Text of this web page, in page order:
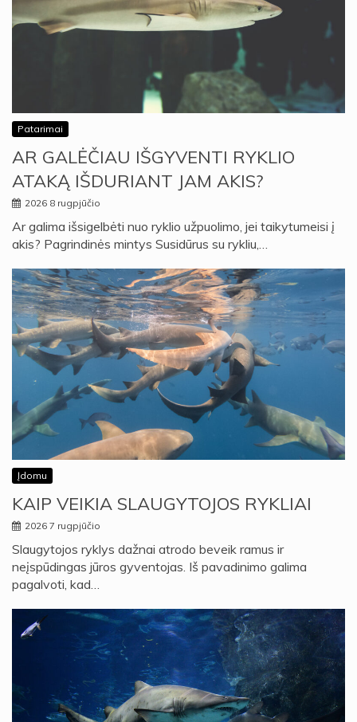
Patarimai
AR GALĖČIAU IŠGYVENTI RYKLIO
ATAKĄ IŠDURIANT JAM AKIS?
2026 8 rugpjūčio
Ar galima išsigelbėti nuo ryklio užpuolimo, jei taikytumeisi į
akis? Pagrindinės mintys Susidūrus su rykliu,…
Įdomu
KAIP VEIKIA SLAUGYTOJOS RYKLIAI
2026 7 rugpjūčio
Slaugytojos ryklys dažnai atrodo beveik ramus ir
neįspūdingas jūros gyventojas. Iš pavadinimo galima
pagalvoti, kad…